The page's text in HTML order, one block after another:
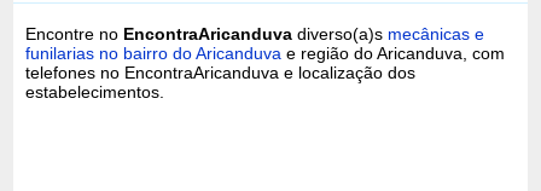
Encontre no EncontraAricanduva diverso(a)s mecânicas e
funilarias no bairro do Aricanduva e região do Aricanduva, com
telefones no EncontraAricanduva e localização dos
estabelecimentos.